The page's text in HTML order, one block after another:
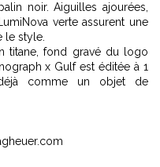
noir. Aiguilles ajourées,
verte assurent une
le style.
titane, fond gravé du logo
x Gulf est éditée à 1
comme un objet de